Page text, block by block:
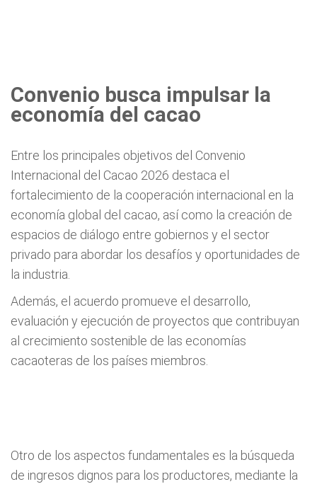
Convenio busca impulsar la
economía del cacao
Entre los principales objetivos del Convenio
Internacional del Cacao 2026 destaca el
fortalecimiento de la cooperación internacional en la
economía global del cacao, así como la creación de
espacios de diálogo entre gobiernos y el sector
privado para abordar los desafíos y oportunidades de
la industria.
Además, el acuerdo promueve el desarrollo,
evaluación y ejecución de proyectos que contribuyan
al crecimiento sostenible de las economías
cacaoteras de los países miembros.
Otro de los aspectos fundamentales es la búsqueda
de ingresos dignos para los productores, mediante la